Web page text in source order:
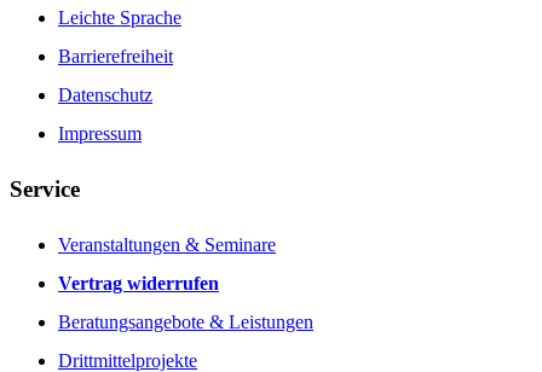
Leichte Sprache
Barrierefreiheit
Datenschutz
Impressum
Service
Veranstaltungen & Seminare
Vertrag widerrufen
Beratungsangebote & Leistungen
Drittmittelprojekte